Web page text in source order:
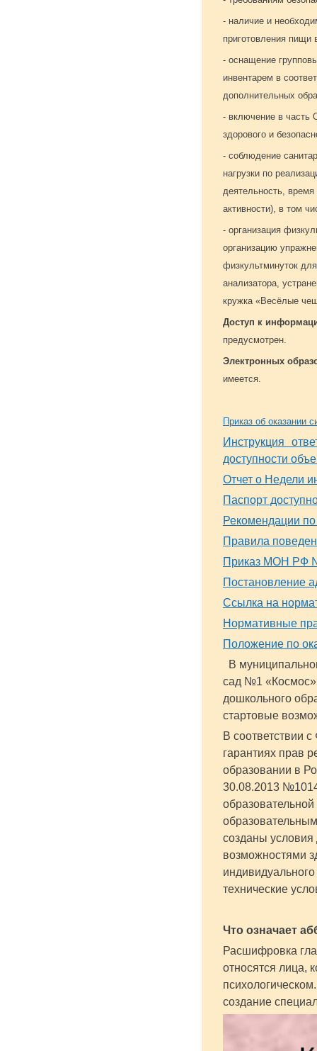
- наличие и
приготовления пищи
- оснащение
инвентарем в
дополнительных
- включение в часть
здорового и
- соблюдение
нагрузки по
деятельность,
активности), в том
- организация
организацию
физкультминуток
анализатора,
кружка «Весёлые
Доступ к
предусмотрен.
Электронных
имеется.
Приказ об оказании
Инструкция
доступности
Отчет о Недели
Паспорт
Рекомендации
Правила
Приказ МОН РФ
Постановление
Ссылка на
Нормативные
Положение по
В
сад №1
дошкольного
стартовые
В соответствии
гарантиях прав
образовании в
30.08.2013
созданы условия
возможностями
технические
Что означает
Расшифровка
относятся лица,
создание